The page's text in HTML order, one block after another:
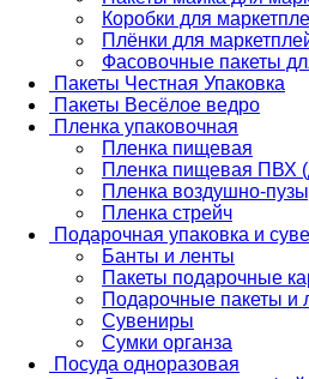
Коробки для
Плёнки для
Фасовочные пакеты
Пакеты Честная Упаковка
Пакеты Весёлое ведро
Пленка упаковочная
Пленка пищевая
Пленка пищевая ПВХ
Пленка воздушно-
Пленка стрейч
Подарочная упаковка и
Банты и ленты
Пакеты подарочные
Подарочные пакеты и
Сувениры
Сумки органза
Посуда одноразовая